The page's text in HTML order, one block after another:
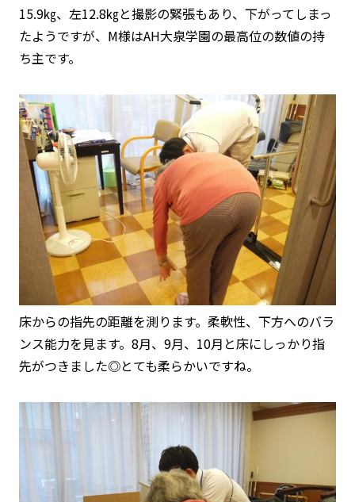
15.9㎏、左12.8㎏と撮影の緊張もあり、下がってしまっ
たようですが、M様はAH大泉学園の最高位の数値の持
ち主です。
床からの指先の距離を測ります。柔軟性、下方へのバラ
ンス能力を見ます。8月、9月、10月と床にしっかり指
先がつきました◎とても柔らかいですね。